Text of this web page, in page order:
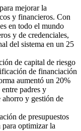
mejorar la
y financieros. Con
en todo el mundo
y de credenciales,
del sistema en un 25
de capital de riesgo
de financiación
aumentó un 20%
padres y
ahorro y gestión de
de presupuestos
para optimizar la